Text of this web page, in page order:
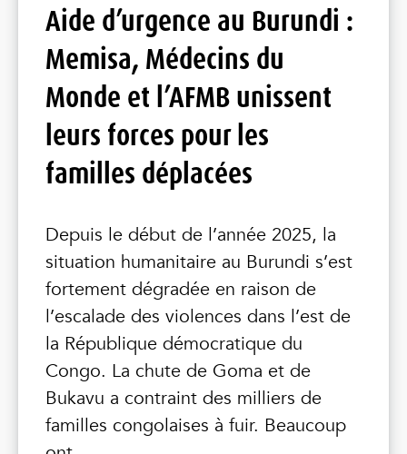
Aide d’urgence au Burundi :
Memisa, Médecins du
Monde et l’AFMB unissent
leurs forces pour les
familles déplacées
Depuis le début de l’année 2025, la
situation humanitaire au Burundi s’est
fortement dégradée en raison de
l’escalade des violences dans l’est de
la République démocratique du
Congo. La chute de Goma et de
Bukavu a contraint des milliers de
familles congolaises à fuir. Beaucoup